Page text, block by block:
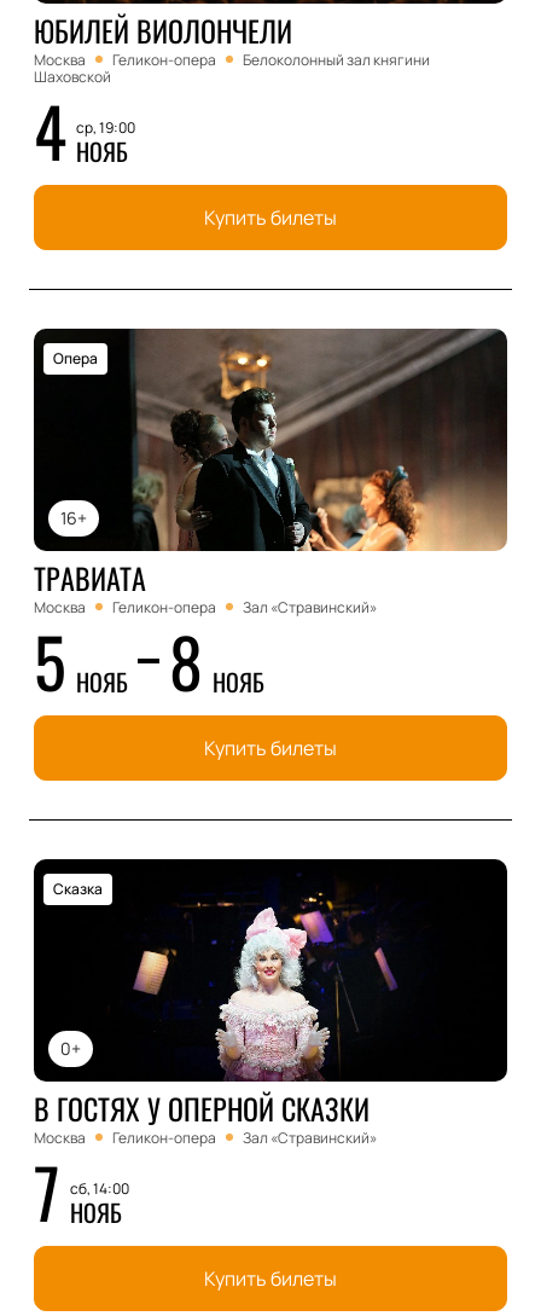
ЮБИЛЕЙ ВИОЛОНЧЕЛИ
Москва Геликон-опера
Белоколонный зал княгини
Шаховской
4 ср, 19:00
НОЯБ
Купить билеты
16+
Опера
ТРАВИАТА
Москва Геликон-опера Зал «Стравинский»
5 НОЯБ 8 НОЯБ
Купить билеты
0+
Сказка
В ГОСТЯХ У ОПЕРНОЙ СКАЗКИ
Москва Геликон-опера Зал «Стравинский»
7 сб, 14:00
НОЯБ
Купить билеты